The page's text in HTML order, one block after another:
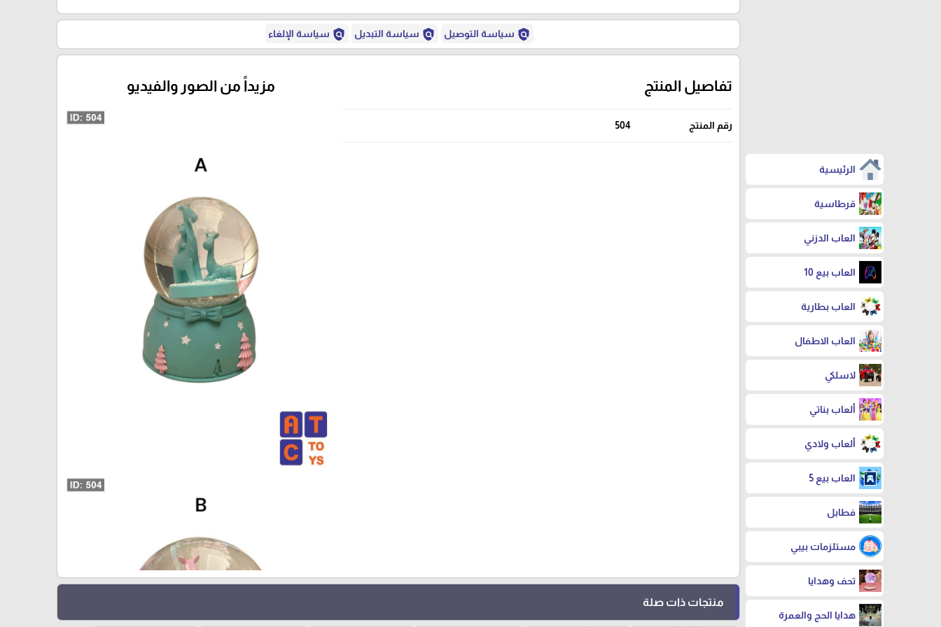
الرئيسية
قرطاسية
العاب الدزني
العاب بيع 10
العاب بطارية
العاب الاطفال
لاسلكي
ألعاب بناتي
ألعاب ولادي
العاب بيع 5
فطابل
مستلزمات بيبي
تحف وهدايا
هدايا الحج والعمرة
policy سياسة التوصيل policy سياسة التبديل policy سياسة الإلغاء
تفاصيل المنتج
رقم المنتج 504
مزيداً من الصور والفيديو
منتجات ذات صلة